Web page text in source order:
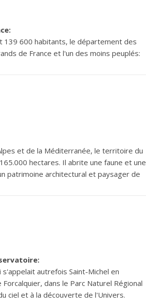
600 habitants, le département des
de France et l'un des moins peuplés:
et de la Méditerranée, le territoire du
hectares. Il abrite une faune et une
patrimoine architectural et paysager de
autrefois Saint-Michel en
dans le Parc Naturel Régional
ciel et à la découverte de l'Univers.